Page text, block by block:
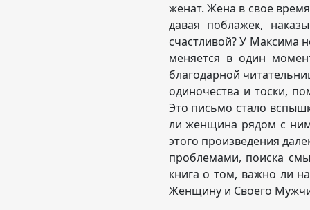
женат. Жена в свое
давая поблажек,
счастливой? У Максима
меняется в один
благодарной
одиночества и тоски,
Это письмо стало
ли женщина рядом с
этого произведения
проблемами, поиска
книга о том, важно ли
Женщину и Своего